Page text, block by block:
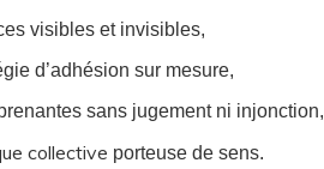
visibles et invisibles,
d’adhésion sur mesure,
sans jugement ni injonction,
collective porteuse de sens.